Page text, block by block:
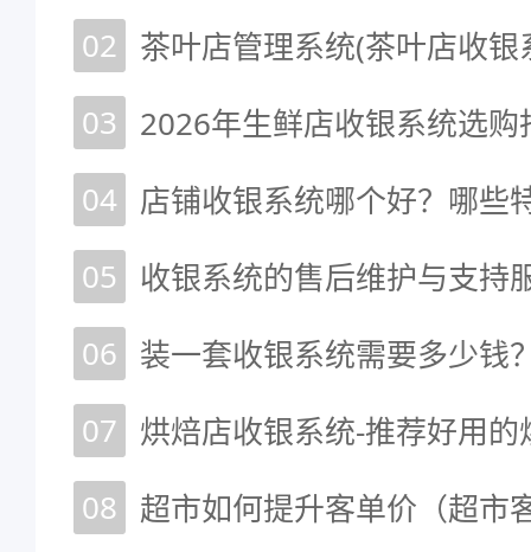
02 茶叶店管理系统(茶叶店收
03
2026年生鲜店收银系统选购
04 店铺收银系统哪个好？哪些
05
06
07 烘焙店收银系统-推荐好用
08 超市如何提升客单价（超市